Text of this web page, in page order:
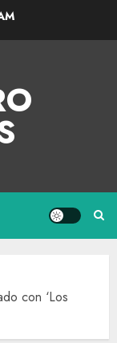
con ‘Los